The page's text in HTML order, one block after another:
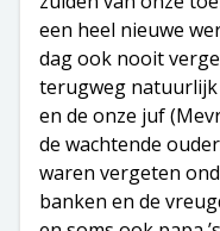
een heel nieuwe
dag ook nooit
terugweg
en de onze juf
de wachtende
waren vergeten
banken en de